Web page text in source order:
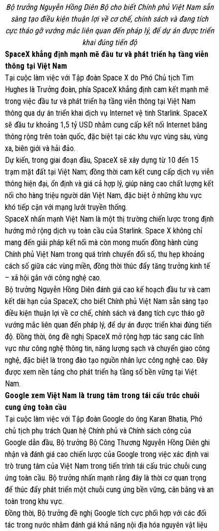
Bộ trưởng Nguyễn Hồng Diên Bộ cho biết Chính phủ Việt Nam sẵn
sàng tạo điều kiện thuận lợi về cơ chế, chính sách và đang tích
cực tháo gỡ vướng mắc liên quan đến pháp lý, để dự án được triển
khai đúng tiến độ
SpaceX khẳng định mạnh mẽ đầu tư và phát triển hạ tầng viễn
thông tại Việt Nam
Tại cuộc làm việc với Tập đoàn Space X do Phó Chủ tịch Tim
Hughes là Trưởng đoàn, phía SpaceX khẳng định cam kết mạnh mẽ
trong việc đầu tư và phát triển hạ tầng viễn thông tại Việt Nam
thông qua dự án triển khai dịch vụ Internet vệ tinh Starlink. SpaceX
sẽ đầu tư khoảng 1,5 tỷ USD nhằm cung cấp kết nối Internet băng
thông rộng trên toàn quốc, đặc biệt tại các khu vực vùng sâu, vùng
xa, biên giới và hải đảo.
Dự kiến, trong giai đoạn đầu, SpaceX sẽ xây dựng từ 10 đến 15
trạm mặt đất tại Việt Nam; đồng thời cam kết cung cấp dịch vụ viễn
thông hiện đại, ổn định và giá cả hợp lý, giúp nâng cao chất lượng kết
nối cho hàng triệu người dân Việt Nam, đặc biệt ở những khu vực
khó tiếp cận với mạng lưới truyền thống.
SpaceX nhấn mạnh Việt Nam là một thị trường chiến lược trong định
hướng mở rộng dịch vụ toàn cầu của Starlink. Space X không chỉ
mang đến giải pháp kết nối mà còn mong muốn đồng hành cùng
Chính phủ Việt Nam trong quá trình chuyển đổi số, thu hẹp khoảng
cách số giữa các vùng miền, đồng thời thúc đẩy tăng trưởng kinh tế
– xã hội gắn với công nghệ cao.
Bộ trưởng Nguyễn Hồng Diên đánh giá cao kế hoạch đầu tư và cam
kết dài hạn của SpaceX; cho biết Chính phủ Việt Nam sẵn sàng tạo
điều kiện thuận lợi về cơ chế, chính sách và đang tích cực tháo gỡ
vướng mắc liên quan đến pháp lý, để dự án được triển khai đúng tiến
độ. Đồng thời, ông đề nghị SpaceX mở rộng hợp tác sang các lĩnh
vực như công nghệ thông tin, năng lượng sạch và chuyển giao công
nghệ, đặc biệt là trong đào tạo nguồn nhân lực công nghệ cao. Đây
được xem nền tảng cho phát triển hạ tầng số bền vững tại Việt
Nam.
Google xem Việt Nam là trung tâm trong tái cấu trúc chuỗi
cung ứng toàn cầu
Tại cuộc làm việc với Tập đoàn Google do ông Karan Bhatia, Phó
chủ tịch phụ trách Quan hệ Chính phủ và Chính sách công của
Google dẫn đầu, Bộ trưởng Bộ Công Thương Nguyễn Hồng Diên ghi
nhận và đánh giá cao chiến lược của Google trong việc xác định vai
trò trung tâm của Việt Nam trong tiến trình tái cấu trúc chuỗi cung
ứng toàn cầu. Bộ trưởng nhấn mạnh rằng đây là thời cơ quan trọng
để thúc đẩy phát triển một chuỗi cung ứng bền vững, cân bằng và an
toàn trong khu vực.
Đồng thời, Bộ trưởng đề nghị Google tích cực phối hợp với các đối
tác trong nước nhằm đánh giá khả năng nội địa hóa nguyên vật liệu